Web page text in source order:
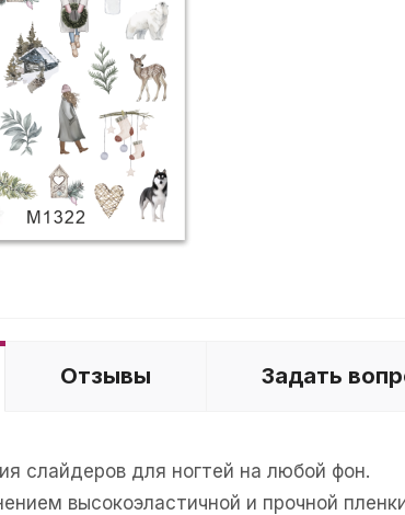
Отзывы Задать
слайдеров для ногтей на любой фон.
высокоэластичной и прочной